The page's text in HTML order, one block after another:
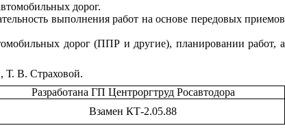
дорог.
выполнения работ на основе передовых приемов
дорог (ППР и другие), планировании работ, а
Т. В. Страховой.
Разработана ГП Центроргтруд Росавтодора
Взамен КТ-2.05.88